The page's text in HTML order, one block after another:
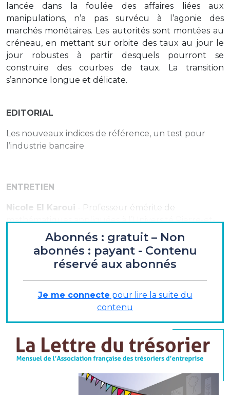
lancée dans la foulée des affaires liées aux
manipulations, n’a pas survécu à l’agonie des
marchés monétaires. Les autorités sont montées au
créneau, en mettant sur orbite des taux au jour le
jour robustes à partir desquels pourront se
construire des courbes de taux. La transition
s’annonce longue et délicate.
EDITORIAL
Les nouveaux indices de référence, un test pour
l’industrie bancaire
ENTRETIEN
Nicole El Karoui - Professeur émérite de
mathématiques appliquées à l’Université Pierre-et-
Marie-Curie, Ancienne professeur à l’Ecole
polytechnique, à l’origine du master 2 Probabilités et
finance
« …pas de passerelles entre les modèles... »
Abonnés : gratuit – Non
abonnés : payant - Contenu
réservé aux abonnés
Je me connecte pour lire la suite du
contenu